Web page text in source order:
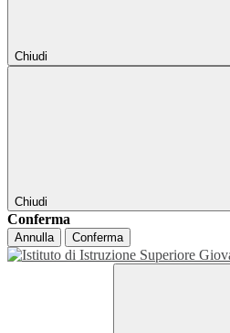
Chiudi
Chiudi
Conferma
Annulla Conferma